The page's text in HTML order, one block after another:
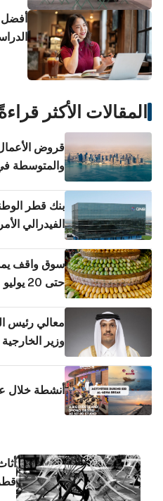
أفضل
المقالات الأكثر
قروض
والمتوسطة في
بنك قطر
الفيدرالي
سوق واقف
حتى 20 يوليو
معالي رئيس
وزير
أنشطة خلال